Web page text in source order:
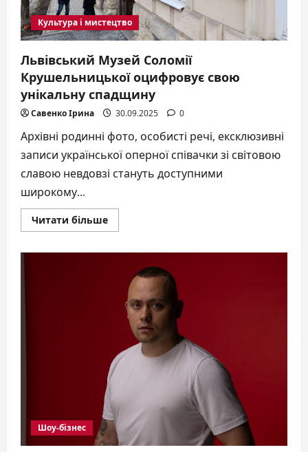
Культура і мистецтво
Львівський Музей Соломії
Крушельницької оцифровує свою
унікальну спадщину
Савенко Ірина 30.09.2025 0
Архівні родинні фото, особисті речі, ексклюзивні
записи української оперної співачки зі світовою
славою невдовзі стануть доступними
широкому...
Читати більшеДокладніше
про
Крушельницької
оцифровує
свою
унікальну
спадщину
Шоу-бізнес